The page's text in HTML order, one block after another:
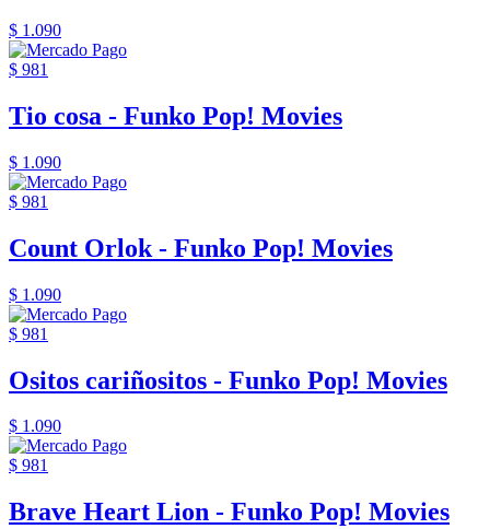
$ 1.090
$ 981
Tio cosa - Funko Pop! Movies
$ 1.090
$ 981
Count Orlok - Funko Pop! Movies
$ 1.090
$ 981
Ositos cariñositos - Funko Pop! Movies
$ 1.090
$ 981
Brave Heart Lion - Funko Pop! Movies